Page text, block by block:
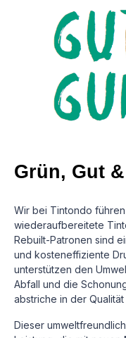
Grün, Gut
Wir bei Tintondo
wiederaufbereitete
Rebuilt-Patronen sind
und kosteneffiziente
unterstützen den
Abfall und die
abstriche in der Qualität
Dieser